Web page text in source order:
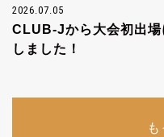
2026.07.05
CLUB-Jから大会初出場
しました！